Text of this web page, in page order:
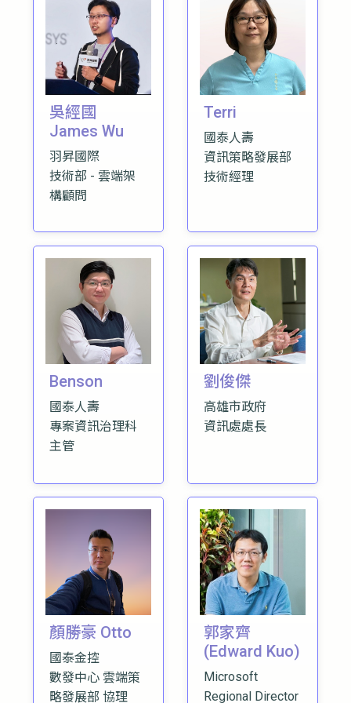
吳經國
James Wu
羽昇國際
技術部 - 雲端架
構顧問
Terri
國泰人壽
資訊策略發展部
技術經理
Benson
國泰人壽
專案資訊治理科
主管
劉俊傑
高雄市政府
資訊處處長
顏勝豪 Otto
國泰金控
數發中心 雲端策
略發展部 協理
郭家齊
(Edward Kuo)
Microsoft
Regional Director